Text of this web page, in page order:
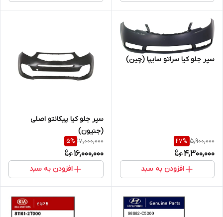
سپر جلو کیا سراتو سایپا (چین)
5,900,000
27%
4,300,000
افزودن به سبد
سپر جلو کیا پیکانتو اصلی
(جنیون)
17,000,000
5%
16,000,000
افزودن به سبد